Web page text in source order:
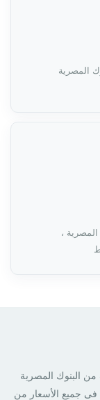
المصرية
،
البنوك المصرية
فى جميع الأسعار من